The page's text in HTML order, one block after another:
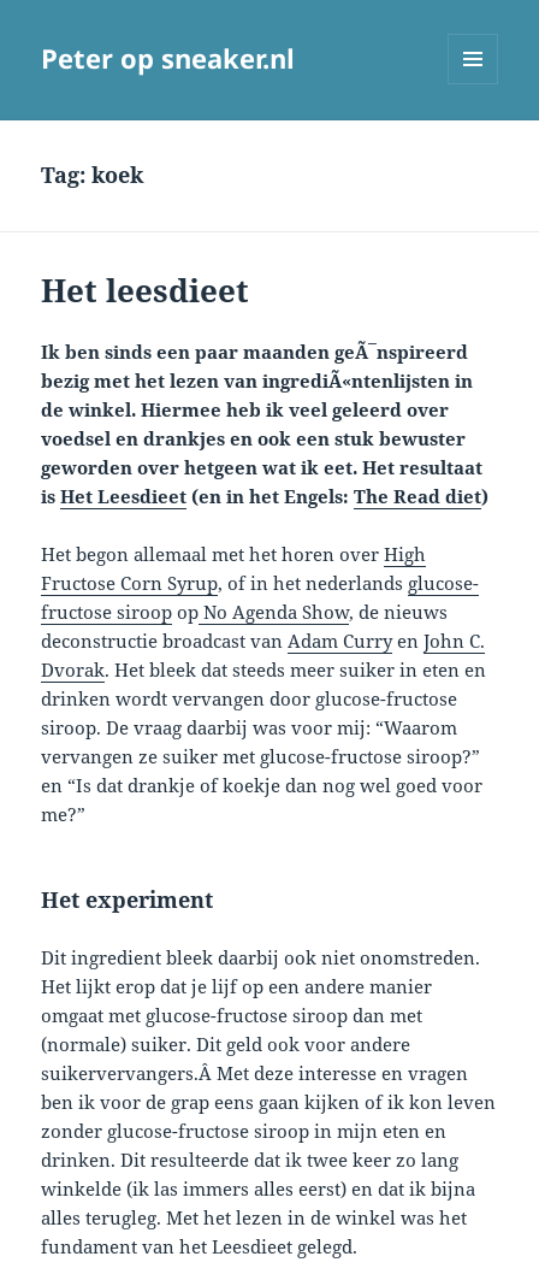
Peter op sneaker.nl
Tag:koek
Het leesdieet
Ik ben sinds een paar maanden geÃ¯nspireerd
bezig met het lezen van ingrediÃ«ntenlijsten in
de winkel. Hiermee heb ik veel geleerd over
voedsel en drankjes en ook een stuk bewuster
geworden over hetgeen wat ik eet. Het resultaat
isHet Leesdieet (en in het Engels:The Read diet)
Het begon allemaal met het horen overHigh
Fructose Corn Syrup, of in het nederlands glucose-
fructose siroop op No Agenda Show, de nieuws
deconstructie broadcast vanAdam CurryenJohn C.
Dvorak. Het bleek dat steeds meer suiker in eten en
drinken wordt vervangen door glucose-fructose
siroop. De vraag daarbij was voor mij: “Waarom
vervangen ze suiker met glucose-fructose siroop?”
en “Is dat drankje of koekje dan nog wel goed voor
me?”
Het experiment
Dit ingredient bleek daarbij ook niet onomstreden.
Het lijkt erop dat je lijf op een andere manier
omgaat met glucose-fructose siroop dan met
(normale) suiker. Dit geld ook voor andere
suikervervangers.Â Met deze interesse en vragen
ben ik voor de grap eens gaan kijken of ik kon leven
zonder glucose-fructose siroop in mijn eten en
drinken. Dit resulteerde dat ik twee keer zo lang
winkelde (ik las immers alles eerst) en dat ik bijna
alles terugleg. Met het lezen in de winkel was het
fundament van het Leesdieet gelegd.